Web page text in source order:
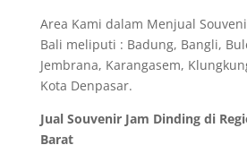
Area Kami dalam Menjual
Bali meliputi : Badung, Bangli,
Jembrana, Karangasem,
Kota Denpasar.
Jual Souvenir Jam Dinding di
Barat